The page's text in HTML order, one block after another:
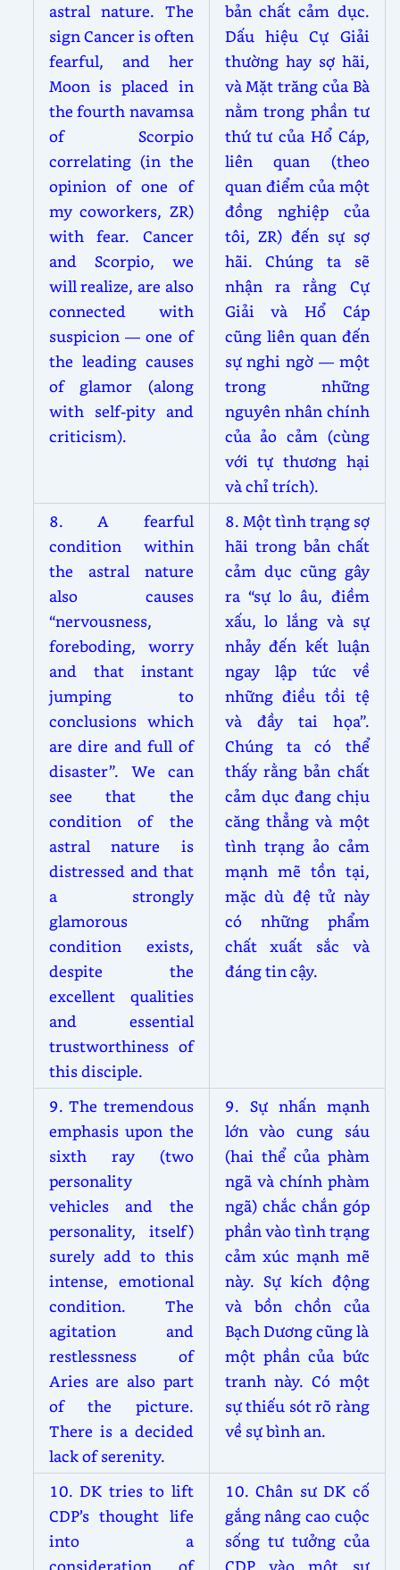
astral nature. The
sign Cancer is often
fearful, and her
Moon is placed in
the fourth navamsa
of Scorpio
correlating (in the
opinion of one of
my coworkers, ZR)
with fear. Cancer
and Scorpio, we
will realize, are also
connected with
suspicion — one of
the leading causes
of glamor (along
with self-pity and
criticism).
bản chất cảm dục.
Dấu hiệu Cự Giải
thường hay sợ hãi,
và Mặt trăng của Bà
nằm trong phần tư
thứ tư của Hổ Cáp,
liên quan (theo
quan điểm của một
đồng nghiệp của
tôi, ZR) đến sự sợ
hãi. Chúng ta sẽ
nhận ra rằng Cự
Giải và Hổ Cáp
cũng liên quan đến
sự nghi ngờ — một
trong những
nguyên nhân chính
của ảo cảm (cùng
với tự thương hại
và chỉ trích).
8. A fearful
condition within
the astral nature
also causes
“nervousness,
foreboding, worry
and that instant
jumping to
conclusions which
are dire and full of
disaster”. We can
see that the
condition of the
astral nature is
distressed and that
a strongly
glamorous
condition exists,
despite the
excellent qualities
and essential
trustworthiness of
this disciple.
8. Một tình trạng sợ
hãi trong bản chất
cảm dục cũng gây
ra “sự lo âu, điềm
xấu, lo lắng và sự
nhảy đến kết luận
ngay lập tức về
những điều tồi tệ
và đầy tai họa”.
Chúng ta có thể
thấy rằng bản chất
cảm dục đang chịu
căng thẳng và một
tình trạng ảo cảm
mạnh mẽ tồn tại,
mặc dù đệ tử này
có những phẩm
chất xuất sắc và
đáng tin cậy.
9. The tremendous
emphasis upon the
sixth ray (two
personality
vehicles and the
personality, itself)
surely add to this
intense, emotional
condition. The
agitation and
restlessness of
Aries are also part
of the picture.
There is a decided
lack of serenity.
9. Sự nhấn mạnh
lớn vào cung sáu
(hai thể của phàm
ngã và chính phàm
ngã) chắc chắn góp
phần vào tình trạng
cảm xúc mạnh mẽ
này. Sự kích động
và bồn chồn của
Bạch Dương cũng là
một phần của bức
tranh này. Có một
sự thiếu sót rõ ràng
về sự bình an.
10. DK tries to lift
CDP’s thought life
into a
consideration of
10. Chân sư DK cố
gắng nâng cao cuộc
sống tư tưởng của
CDP vào một sự